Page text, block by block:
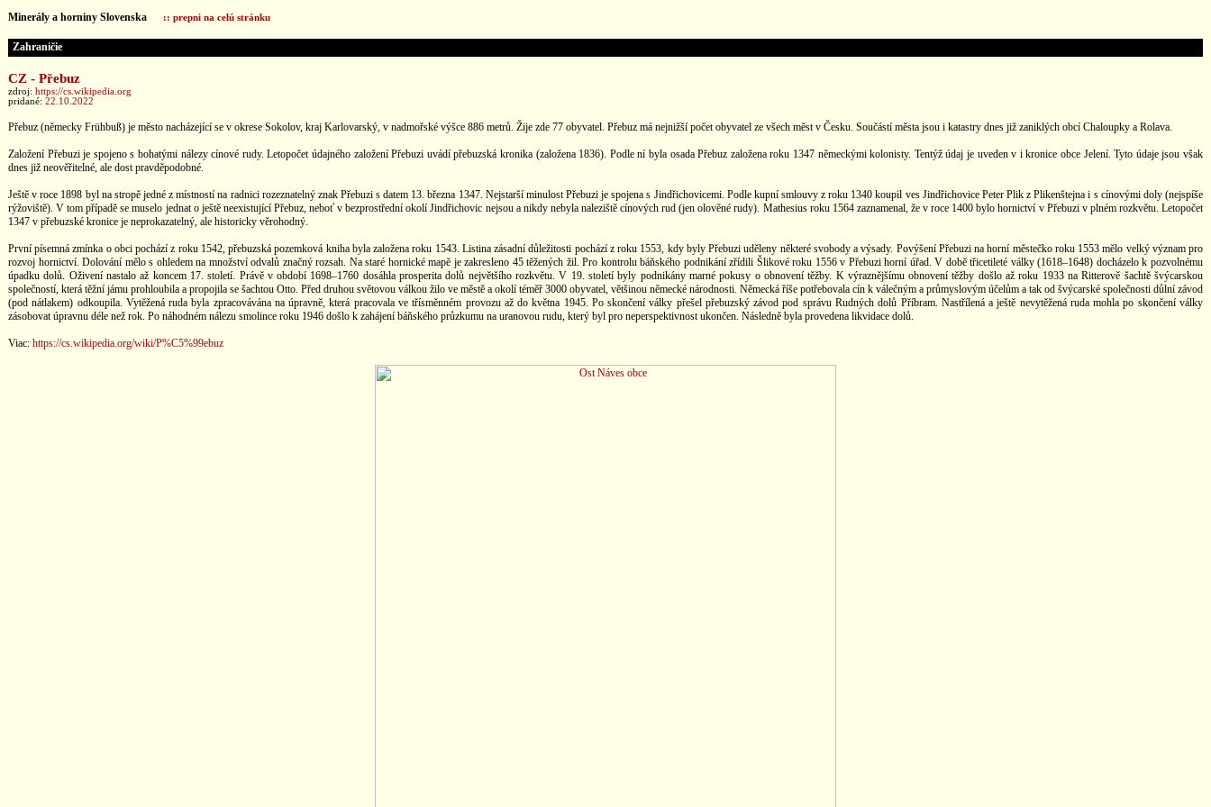
Minerály a horniny Slovenska :: prepni na celú stránku
Zahraničie
CZ - Přebuz
zdroj: https://cs.wikipedia.org
pridané: 22.10.2022
Přebuz (německy Frühbuß) je město nacházející se v okrese Sokolov, kraj Karlovarský, v nadmořské výšce 886 metrů. Žije zde 77 obyvatel. Přebuz má nejnižší počet obyvatel ze všech měst v Česku. Součástí města jsou i katastry dnes již zaniklých obcí Chaloupky a Rolava.
Založení Přebuzi je spojeno s bohatými nálezy cínové rudy. Letopočet údajného založení Přebuzi uvádí přebuzská kronika (založena 1836). Podle ní byla osada Přebuz založena roku 1347 německými kolonisty. Tentýž údaj je uveden v i kronice obce Jelení. Tyto údaje jsou však
dnes již neověřitelné, ale dost pravděpodobné.
Ještě v roce 1898 byl na stropě jedné z místností na radnici rozeznatelný znak Přebuzi s datem 13. března 1347. Nejstarší minulost Přebuzi je spojena s Jindřichovicemi. Podle kupní smlouvy z roku 1340 koupil ves Jindřichovice Peter Plik z Plikenštejna i s cínovými doly (nejspíše
rýžoviště). V tom případě se muselo jednat o ještě neexistující Přebuz, neboť v bezprostřední okolí Jindřichovic nejsou a nikdy nebyla naleziště cínových rud (jen olověné rudy). Mathesius roku 1564 zaznamenal, že v roce 1400 bylo hornictví v Přebuzi v plném rozkvětu. Letopočet
1347 v přebuzské kronice je neprokazatelný, ale historicky věrohodný.
První písemná zmínka o obci pochází z roku 1542, přebuzská pozemková kniha byla založena roku 1543. Listina zásadní důležitosti pochází z roku 1553, kdy byly Přebuzi uděleny některé svobody a výsady. Povýšení Přebuzi na horní městečko roku 1553 mělo velký význam pro
rozvoj hornictví. Dolování mělo s ohledem na množství odvalů značný rozsah. Na staré hornické mapě je zakresleno 45 těžených žil. Pro kontrolu báňského podnikání zřídili Šlikové roku 1556 v Přebuzi horní úřad. V době třicetileté války (1618–1648) docházelo k pozvolnému
úpadku dolů. Oživení nastalo až koncem 17. století. Právě v období 1698–1760 dosáhla prosperita dolů největšího rozkvětu. V 19. století byly podnikány marné pokusy o obnovení těžby. K výraznějšímu obnovení těžby došlo až roku 1933 na Ritterově šachtě švýcarskou
společností, která těžní jámu prohloubila a propojila se šachtou Otto. Před druhou světovou válkou žilo ve městě a okolí téměř 3000 obyvatel, většinou německé národnosti. Německá říše potřebovala cín k válečným a průmyslovým účelům a tak od švýcarské společnosti důlní závod
(pod nátlakem) odkoupila. Vytěžená ruda byla zpracovávána na úpravně, která pracovala ve třísměnném provozu až do května 1945. Po skončení války přešel přebuzský závod pod správu Rudných dolů Příbram. Nastřílená a ještě nevytěžená ruda mohla po skončení války
zásobovat úpravnu déle než rok. Po náhodném nálezu smolince roku 1946 došlo k zahájení báňského průzkumu na uranovou rudu, který byl pro neperspektivnost ukončen. Následně byla provedena likvidace dolů.
Viac: https://cs.wikipedia.org/wiki/P%C5%99ebuz